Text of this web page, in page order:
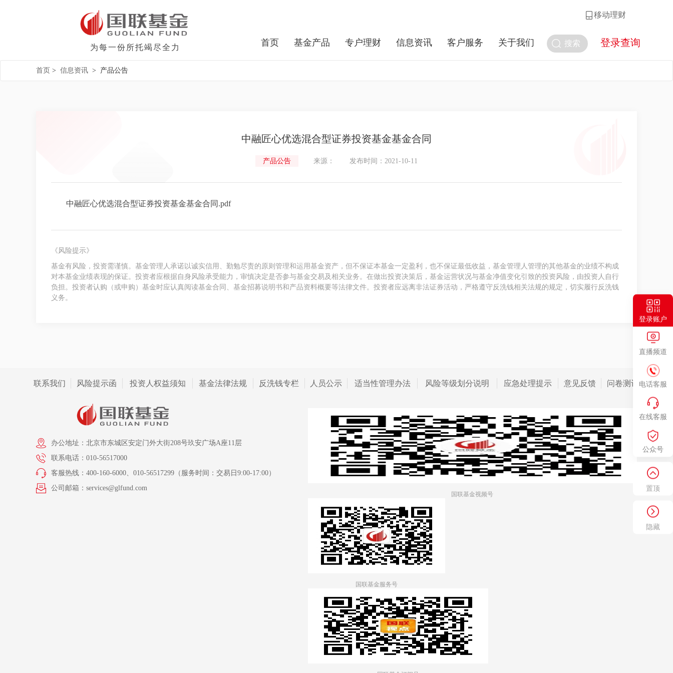
登录账户
直播频道
电话客服
在线客服
公众号
置顶
隐藏
移动理财
为每一份所托竭尽全力 搜索 登录查询
首页 基金产品 专户理财 信息资讯 客户服务 关于我们
首页 > 信息资讯 > 产品公告
中融匠心优选混合型证券投资基金基金合同
产品公告 来源： 发布时间：2021-10-11
中融匠心优选混合型证券投资基金基金合同.pdf
《风险提示》
基金有风险，投资需谨慎。基金管理人承诺以诚实信用、勤勉尽责的原则管理和运用基金资产，但不保证本基金一定盈利，也不保证最低收益，基金管理人管理的其他基金的业绩不构成
对本基金业绩表现的保证。投资者应根据自身风险承受能力，审慎决定是否参与基金交易及相关业务。在做出投资决策后，基金运营状况与基金净值变化引致的投资风险，由投资人自行
负担。投资者认购（或申购）基金时应认真阅读基金合同、基金招募说明书和产品资料概要等法律文件。投资者应远离非法证券活动，严格遵守反洗钱相关法规的规定，切实履行反洗钱
义务。
联系我们 风险提示函 投资人权益须知 基金法律法规 反洗钱专栏 人员公示 适当性管理办法 风险等级划分说明 应急处理提示 意见反馈 问卷测评
办公地址：北京市东城区安定门外大街208号玖安广场A座11层
联系电话：010-56517000
客服热线：400-160-6000、010-56517299（服务时间：交易日9:00-17:00）
公司邮箱：services@glfund.com
国联基金视频号
国联基金服务号